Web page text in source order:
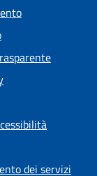
dei servizi